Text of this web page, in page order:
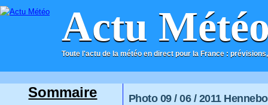
Actu
Toute l'actu de la météo en direct pour la France :
ACCUEIL CONTACT
Photo 09 / 06 / 2011
Sommaire